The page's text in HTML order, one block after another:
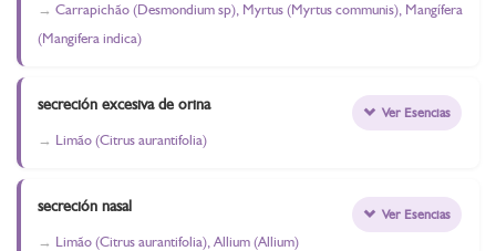
Carrapichão (Desmondium sp), Myrtus (Myrtus communis), Mangífera
(Mangifera indica)
secreción excesiva de orina
Limão (Citrus aurantifolia)
Ver Esencias
secreción nasal
Limão (Citrus aurantifolia), Allium (Allium)
Ver Esencias